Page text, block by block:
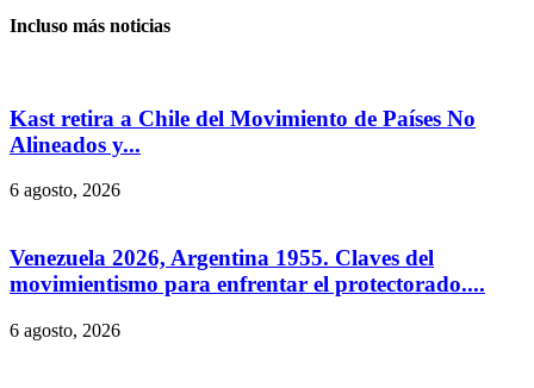
Incluso más noticias
Kast retira a Chile del Movimiento de Países No
Alineados y...
6 agosto, 2026
Venezuela 2026, Argentina 1955. Claves del
movimientismo para enfrentar el protectorado....
6 agosto, 2026